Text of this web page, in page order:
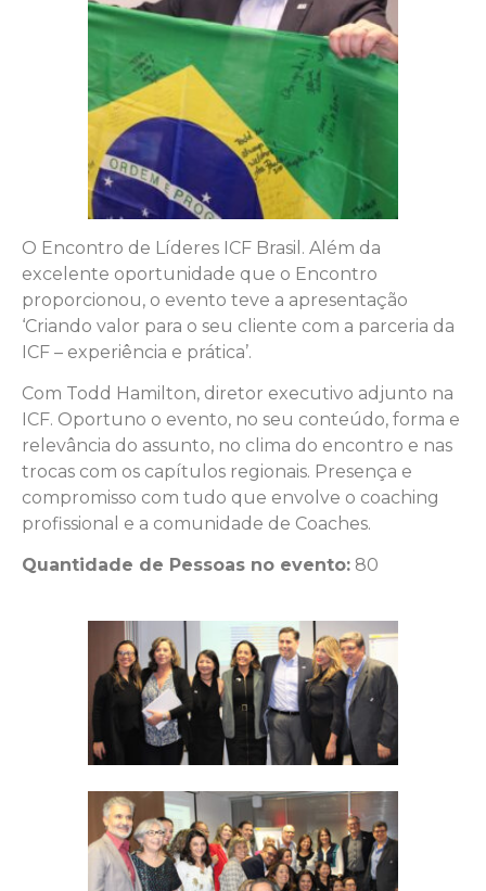
O Encontro de Líderes ICF Brasil. Além da
excelente oportunidade que o Encontro
proporcionou, o evento teve a apresentação
‘Criando valor para o seu cliente com a parceria da
ICF – experiência e prática’.
Com Todd Hamilton, diretor executivo adjunto na
ICF. Oportuno o evento, no seu conteúdo, forma e
relevância do assunto, no clima do encontro e nas
trocas com os capítulos regionais. Presença e
compromisso com tudo que envolve o coaching
profissional e a comunidade de Coaches.
Quantidade de Pessoas no evento: 80